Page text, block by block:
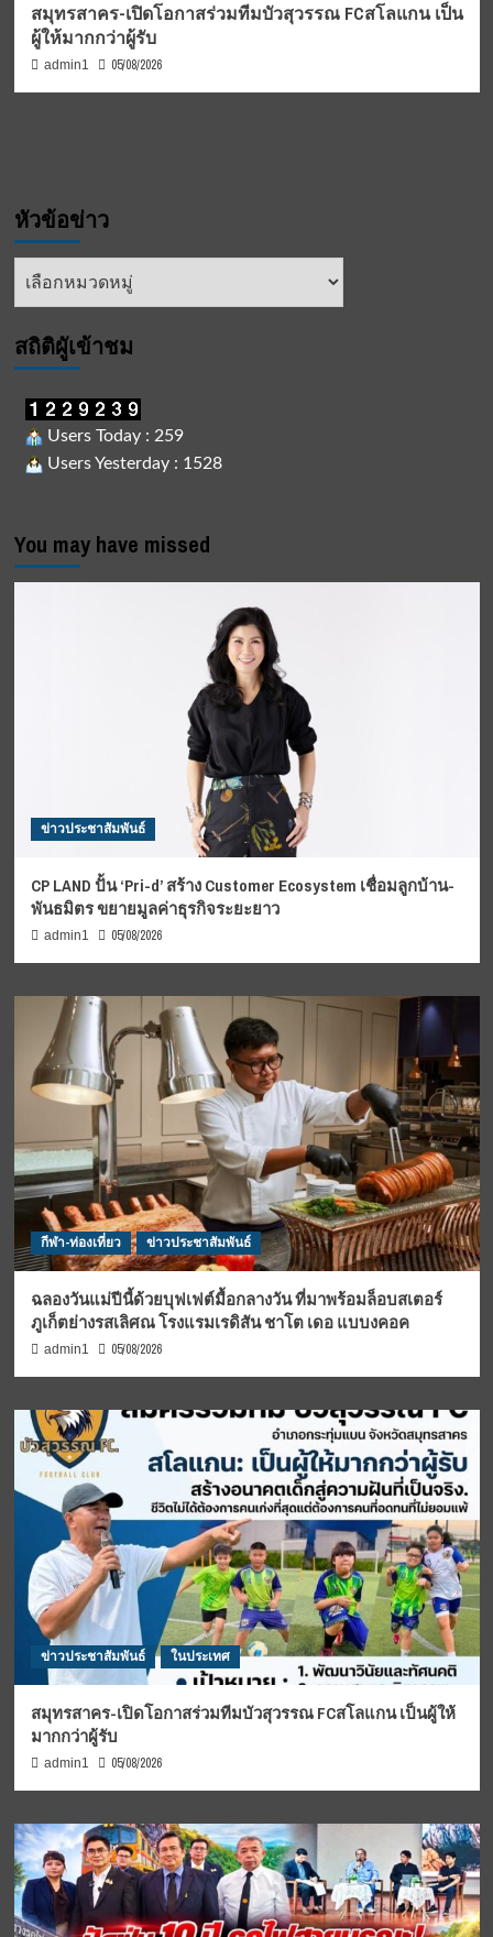
สมุทรสาคร-เปิดโอกาสร่วมทีมบัวสุวรรณ FCสโลแกน เป็น
ผู้ให้มากกว่าผู้รับ
admin1 05/08/2026
หัวข้อข่าว
หัวข้อ
สถิติผูัเข้าชม
Users Today : 259
Users Yesterday : 1528
You may have missed
ข่าวประชาสัมพันธ์
CP LAND ปั้น ‘Pri-d’ สร้าง Customer Ecosystem เชื่อมลูกบ้าน-
พันธมิตร ขยายมูลค่าธุรกิจระยะยาว
admin1 05/08/2026
กีฬา-ท่องเที่ยว ข่าวประชาสัมพันธ์
ฉลองวันแม่ปีนี้ด้วยบุฟเฟต์มื้อกลางวัน ที่มาพร้อมล็อบสเตอร์
ภูเก็ตย่างรสเลิศณ โรงแรมเรดิสัน ชาโต เดอ แบบงคอค
admin1 05/08/2026
ข่าวประชาสัมพันธ์ ในประเทศ
สมุทรสาคร-เปิดโอกาสร่วมทีมบัวสุวรรณ FCสโลแกน เป็นผู้ให้
มากกว่าผู้รับ
admin1 05/08/2026